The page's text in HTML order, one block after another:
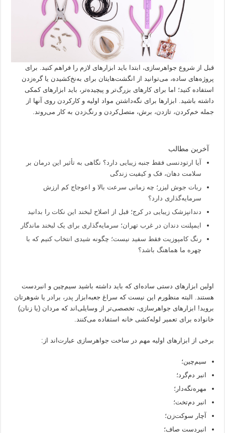
قبل از شروع جواهرسازی، ابتدا باید ابزارهای لازم را فراهم کنید. برای
پروژه‌های ساده، می‌توانید از انگشت‌هایتان برای به‌نخ‌کشیدن یا گره‌زدن
استفاده کنید؛ اما برای کارهای بزرگ‌تر و پیچیده‌تر، باید ابزارهای کمکی
داشته باشید. ابزارها برای نگه‌داشتن مواد اولیه و کارکردن روی آنها از
جمله خم‌کردن، تازدن، برش، متصل‌کردن و رنگ‌زدن به کار می‌روند.
آخرین مطالب
آیا ارتودنسی فقط جنبه زیبایی دارد؟ نگاهی به تأثیر این درمان بر
سلامت دهان، فک و کیفیت زندگی
ربات جوش لیزر؛ چه زمانی سرعت بالا و اعوجاج کم ارزش
سرمایه‌گذاری دارد؟
دندانپزشک زیبایی در کرج؛ قبل از اصلاح لبخند این نکات را بدانید
ایمپلنت دندان در غرب تهران؛ سرمایه‌گذاری برای یک لبخند ماندگار
رنگ کامپوزیت فقط سفید نیست؛ چگونه شیدی انتخاب کنیم که با
چهره ما هماهنگ باشد؟
اولین ابزارهای دستی ساده‌ای که باید داشته باشید سیم‌چین و انبردست
هستند. البته منظورم این نیست که سراغ جعبه‌ابزار پدر، برادر یا شوهرتان
بروید! ابزارهای جواهرسازی، تخصصی‌تر از وسایلی‌اند که مردان (یا زنان)
خانواده برای تعمیر لوله‌کشی خانه استفاده می‌کنند.
برخی از ابزارهای اولیه مهم در ساخت جواهرسازی عبارت‌اند از:
سیم‌چین؛
انبر دم‌گرد؛
مهره‌نگه‌دار؛
انبر دم‌تخت؛
آچار سوکت‌زن؛
انبردست صاف؛